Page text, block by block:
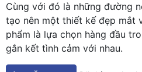
Cùng với đó là những đường
tạo nên một thiết kế đẹp mắt
phẩm là lựa chọn hàng đầu
gắn kết tình cảm với nhau.